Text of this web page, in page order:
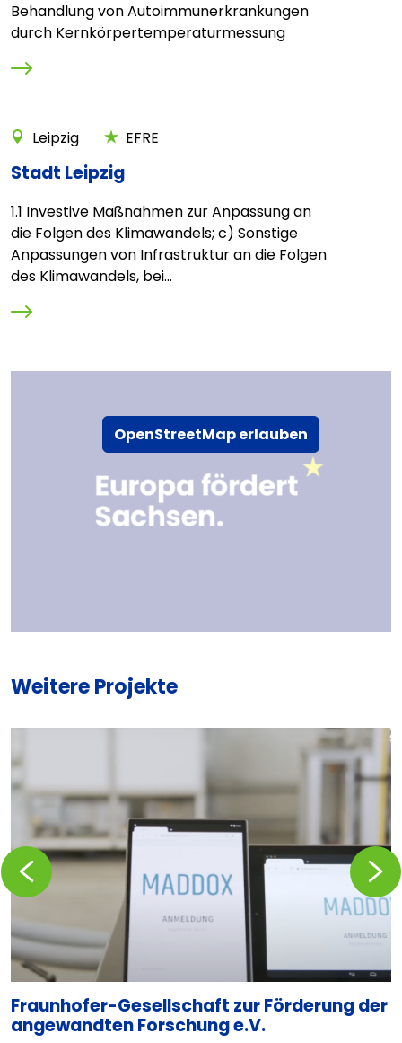
Behandlung von Autoimmunerkrankungen
durch Kernkörpertemperaturmessung
Leipzig EFRE
Stadt Leipzig
1.1 Investive Maßnahmen zur Anpassung an
die Folgen des Klimawandels; c) Sonstige
Anpassungen von Infrastruktur an die Folgen
des Klimawandels, bei...
OpenStreetMap erlauben
Weitere Projekte
Fraunhofer-Gesellschaft zur Förderung der
angewandten Forschung e.V.
Zurückblättern